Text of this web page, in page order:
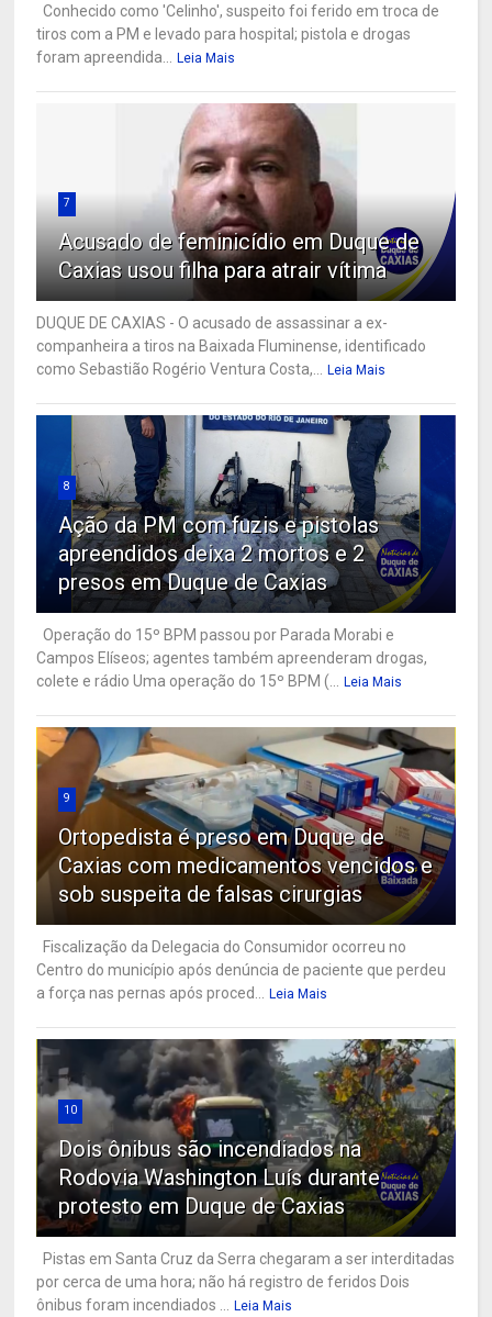
Conhecido como 'Celinho', suspeito foi ferido em troca de
tiros com a PM e levado para hospital; pistola e drogas
foram apreendida...
Leia Mais
7
Acusado de feminicídio em Duque de
Caxias usou filha para atrair vítima
DUQUE DE CAXIAS - O acusado de assassinar a ex-
companheira a tiros na Baixada Fluminense, identificado
como Sebastião Rogério Ventura Costa,...
Leia Mais
8
Ação da PM com fuzis e pistolas
apreendidos deixa 2 mortos e 2
presos em Duque de Caxias
Operação do 15º BPM passou por Parada Morabi e
Campos Elíseos; agentes também apreenderam drogas,
colete e rádio Uma operação do 15º BPM (...
Leia Mais
9
Ortopedista é preso em Duque de
Caxias com medicamentos vencidos e
sob suspeita de falsas cirurgias
Fiscalização da Delegacia do Consumidor ocorreu no
Centro do município após denúncia de paciente que perdeu
a força nas pernas após proced...
Leia Mais
10
Dois ônibus são incendiados na
Rodovia Washington Luís durante
protesto em Duque de Caxias
Pistas em Santa Cruz da Serra chegaram a ser interditadas
por cerca de uma hora; não há registro de feridos Dois
ônibus foram incendiados ...
Leia Mais